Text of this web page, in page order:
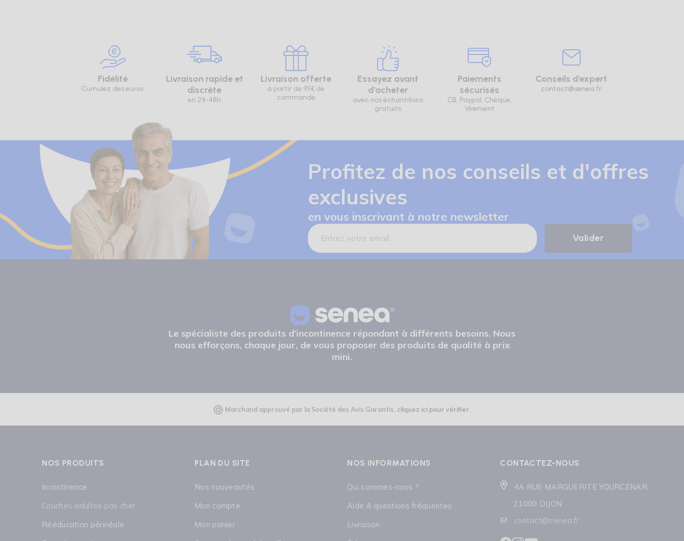
Fidélité
Cumulez des euros
Livraison rapide et
discrète
en 24-48h
Livraison offerte
à partir de 99€ de
commande
Essayez avant
d'acheter
avec nos échantillons
gratuits
Paiements
sécurisés
CB, Paypal, Chèque,
Virement
Conseils d’expert
contact@senea.fr
Profitez de nos conseils et d'offres
exclusives
en vous inscrivant à notre newsletter
Le spécialiste des produits d’incontinence répondant à différents besoins. Nous
nous efforçons, chaque jour, de vous proposer des produits de qualité à prix
mini.
Marchand approuvé par la Société des Avis Garantis, cliquez ici pour vérifier
NOS PRODUITS
Incontinence
Couches adultes pas cher
Rééducation périnéale
PLAN DU SITE
Nos nouveautés
Mon compte
Mon panier
NOS INFORMATIONS
Qui sommes-nous ?
Aide & questions fréquentes
Livraison
CONTACTEZ-NOUS
4A RUE MARGUERITE YOURCENAR
21000 DIJON
contact@senea.fr